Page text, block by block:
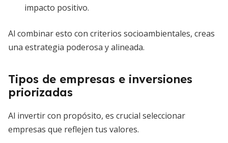
impacto positivo.
Al combinar esto con criterios socioambientales, creas
una estrategia poderosa y alineada.
Tipos de empresas e inversiones
priorizadas
Al invertir con propósito, es crucial seleccionar
empresas que reflejen tus valores.